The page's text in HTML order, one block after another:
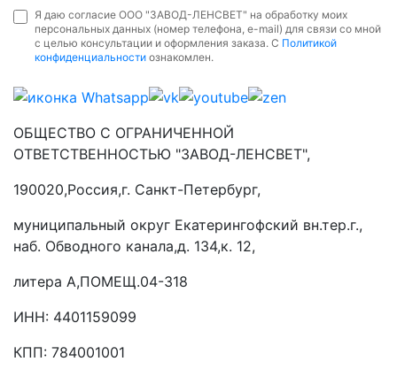
Я даю согласие ООО "ЗАВОД-ЛЕНСВЕТ" на обработку моих
персональных данных (номер телефона, e-mail) для связи со мной
с целью консультации и оформления заказа. С Политикой
конфиденциальности ознакомлен.
ОБЩЕСТВО С ОГРАНИЧЕННОЙ
ОТВЕТСТВЕННОСТЬЮ "ЗАВОД-ЛЕНСВЕТ",
190020,Россия,г. Санкт-Петербург,
муниципальный округ Екатерингофский вн.тер.г.,
наб. Обводного канала,д. 134,к. 12,
литера А,ПОМЕЩ.04-318
ИНН: 4401159099
КПП: 784001001